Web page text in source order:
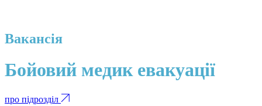
Вакансія
Бойовий медик евакуації
про підрозділ